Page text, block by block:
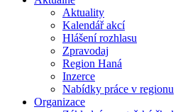
Aktuality
Kalendář akcí
Hlášení rozhlasu
Zpravodaj
Region Haná
Inzerce
Nabídky práce v regionu
Organizace